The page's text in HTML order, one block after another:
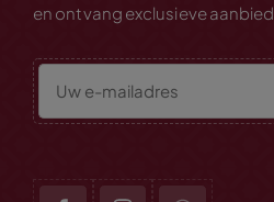
en ontvang exclusieve